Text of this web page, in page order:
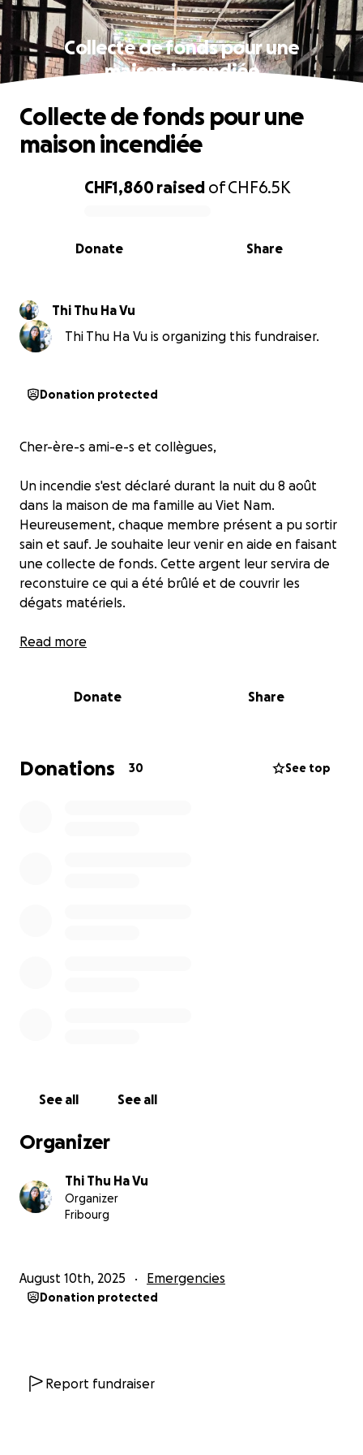
Collecte de fonds pour une
maison incendiée
0% complete
CHF1,860 raised ofCHF6.5K
Share
Donate
Collecte de fonds pour une
maison incendiée
Thi Thu Ha Vu
Thi Thu Ha Vu is organizing this fundraiser.
Donation protected
Cher-ère-s ami-e-s et collègues,
Un incendie s'est déclaré durant la nuit du 8 août
dans la maison de ma famille au Viet Nam.
Heureusement, chaque membre présent a pu sortir
sain et sauf. Je souhaite leur venir en aide en faisant
une collecte de fonds. Cette argent leur servira de
reconstuire ce qui a été brûlé et de couvrir les
dégats matériels.
Update:
Votre aide leur est précieuse. Un grand merci à
Nous avons passé les 25% de l'objectif fixé ! Nous
continuons à chercher des fonds pour financer les
Read more
Donate Share
Donations 30 See top
See all See all
Organizer
Thi Thu Ha Vu
Organizer
Fribourg
August 10th, 2025 Emergencies
Donation protected
Report fundraiser